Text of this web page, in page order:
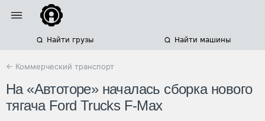
Найти грузы Найти машины
← Коммерческий транспорт
На «Автоторе» началась сборка нового
тягача Ford Trucks F-Max